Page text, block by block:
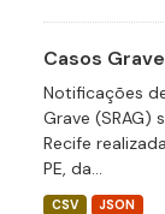
Casos
Notificações
Grave (SRAG)
Recife
PE, da...
CSV JSON